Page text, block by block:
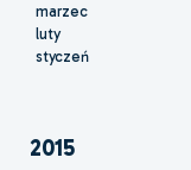
marzec
luty
styczeń
2015